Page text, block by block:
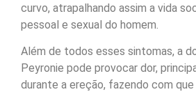
curvo, atrapalhando assim a vida
pessoal e sexual do homem.
Além de todos esses sintomas, a
Peyronie pode provocar dor,
durante a ereção, fazendo com que